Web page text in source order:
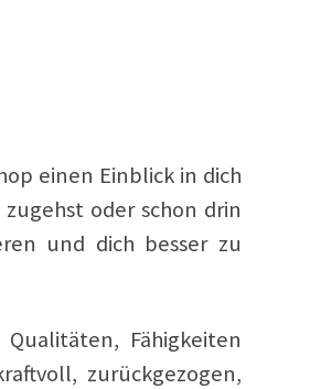
einen Einblick in dich
oder schon drin
und dich besser zu
Fähigkeiten
zurückgezogen,